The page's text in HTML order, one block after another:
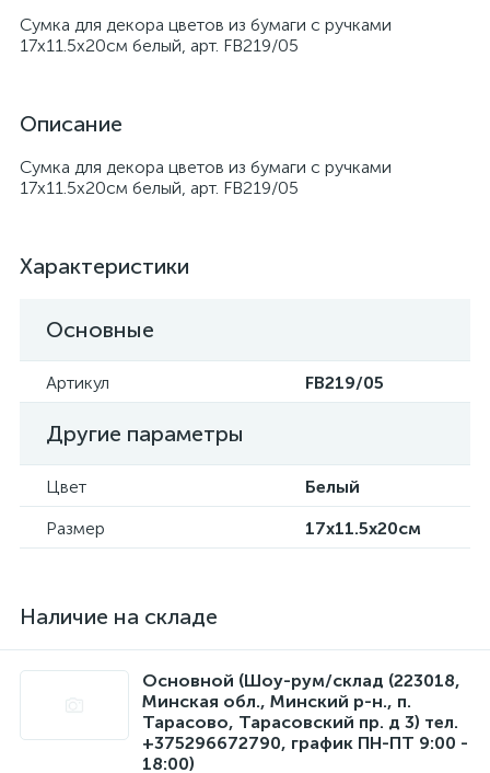
Сумка для декора цветов из бумаги с ручками
17x11.5x20cм белый, арт. FB219/05
Описание
Сумка для декора цветов из бумаги с ручками
17x11.5x20cм белый, арт. FB219/05
Характеристики
Основные
Артикул FB219/05
Другие параметры
Цвет
Белый
Размер
17x11.5x20см
Наличие на складе
Основной (Шоу-рум/склад (223018,
Минская обл., Минский р-н., п.
Тарасово, Тарасовский пр. д 3) тел.
+375296672790, график ПН-ПТ 9:00 -
18:00)